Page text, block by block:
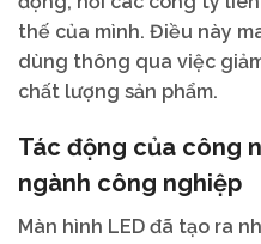
thế của mình. Điều này
dùng thông qua việc
chất lượng sản phẩm.
Tác động của công
ngành công nghiệp
Màn hình LED đã tạo ra